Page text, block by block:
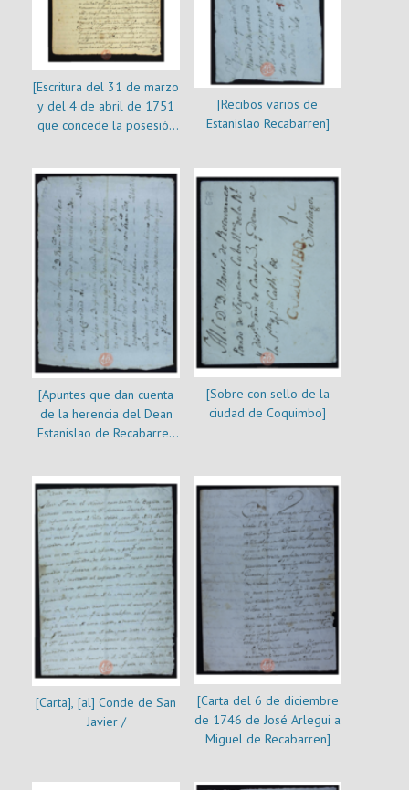
[Escritura del 31 de marzo
y del 4 de abril de 1751
que concede la posesión
Echeverría]
[Recibos varios de
Estanislao Recabarren]
[Apuntes que dan cuenta
de la herencia del Dean
Estanislao de Recabarren
[Sobre con sello de la
ciudad de Coquimbo]
[Carta], [al] Conde de San
Javier /
[Carta del 6 de diciembre
de 1746 de José Arlegui a
Miguel de Recabarren]